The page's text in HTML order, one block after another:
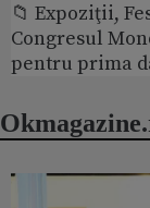
📁 Expoziţii,
Congresul
pentru prima